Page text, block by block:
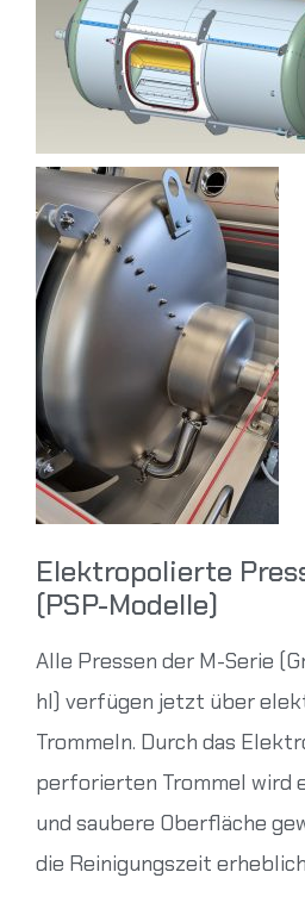
Elektropolierte
(PSP-Modelle)
Alle Pressen der M-Serie
hl) verfügen jetzt über
Trommeln. Durch das
perforierten Trommel wird
und saubere Oberfläche
die Reinigungszeit